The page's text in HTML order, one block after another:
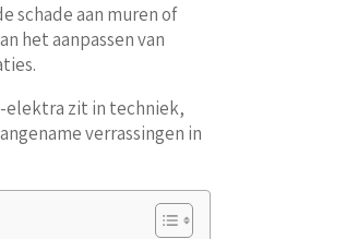
schade aan muren of
het aanpassen van
elektra zit in techniek,
verrassingen in